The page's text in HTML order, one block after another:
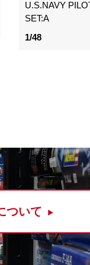
U.S.NAVY
SET:A
1/48
ついて